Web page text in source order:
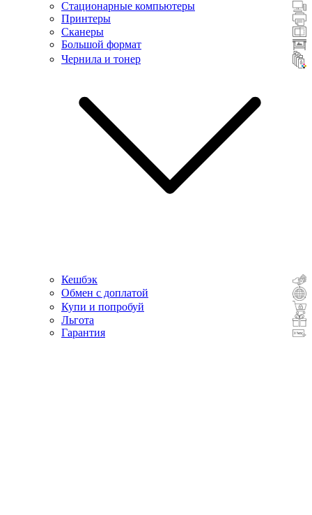
Стационарные компьютеры
Принтеры
Сканеры
Большой формат
Чернила и тонер
Кешбэк
Обмен с доплатой
Купи и попробуй
Льгота
Гарантия